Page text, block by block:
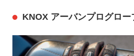
KNOX アーバンプログロー